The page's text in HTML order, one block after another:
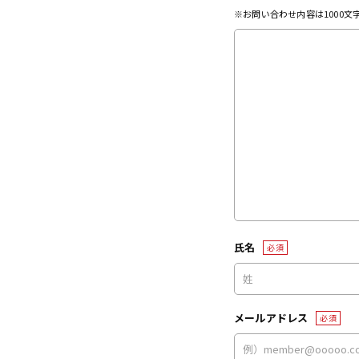
※お問い合わせ内容は1000文
氏名 必須
メールアドレス 必須